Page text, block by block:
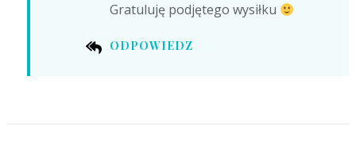
ODPOWIEDZ
Gratuluję podjętego wysiłku